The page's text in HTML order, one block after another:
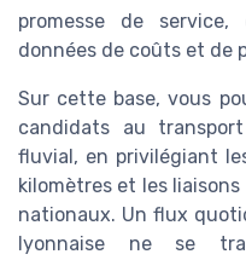
promesse de
données de coûts et de
Sur cette base, vous
candidats au
fluvial, en privilégiant
kilomètres et les
nationaux. Un flux
lyonnaise ne se